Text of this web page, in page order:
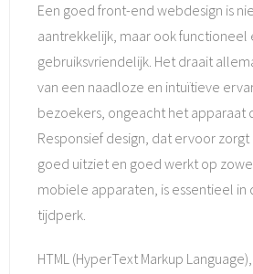
Een goed front-end webdesign is
aantrekkelijk, maar ook functioneel
gebruiksvriendelijk. Het draait
van een naadloze en intuïtieve
bezoekers, ongeacht het apparaat
Responsief design, dat ervoor
goed uitziet en goed werkt op
mobiele apparaten, is essentieel
tijdperk.
HTML (HyperText Markup